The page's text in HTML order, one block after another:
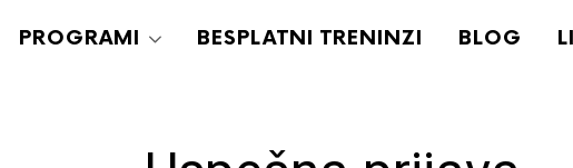
PROGRAMI BESPLATNI TRENINZI BLOG